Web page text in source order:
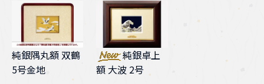
純銀隅丸額 双鶴
5号金地
純銀卓上
額 大波 2号